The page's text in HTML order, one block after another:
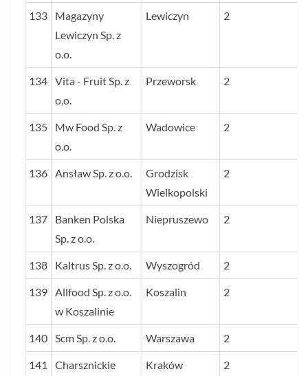
133
Magazyny
Lewiczyn Sp. z
o.o.
Lewiczyn 2
134 Vita - Fruit Sp. z
o.o.
Przeworsk 2
135
Mw Food Sp. z
o.o.
Wadowice 2
136 Ansław Sp. z o.o.
Grodzisk
Wielkopolski
2
137
Banken Polska
Sp. z o.o.
Niepruszewo 2
138 Kaltrus Sp. z o.o. Wyszogród 2
139
Allfood Sp. z o.o.
w Koszalinie
Koszalin 2
140 Scm Sp. z o.o. Warszawa 2
141
Charsznickie
Kraków 2